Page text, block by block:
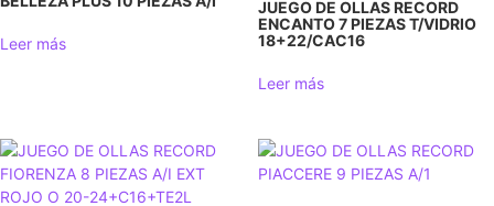
Leer más
JUEGO DE OLLAS RECORD
ENCANTO 7 PIEZAS T/VIDRIO
18+22/CAC16
Leer más